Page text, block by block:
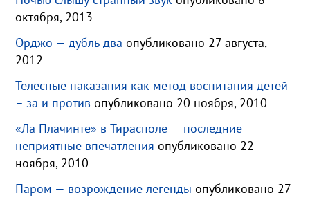
октября, 2013
Орджо — дубль два опубликовано 27 августа,
2012
Телесные наказания как метод воспитания детей
– за и против опубликовано 20 ноября, 2010
«Ла Плачинте» в Тирасполе — последние
неприятные впечатления опубликовано 22
ноября, 2010
Паром — возрождение легенды опубликовано 27